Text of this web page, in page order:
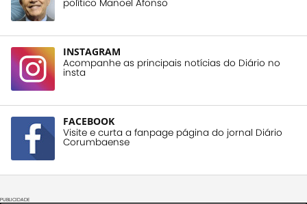
político Manoel Afonso
INSTAGRAM
Acompanhe as principais notícias do Diário no
insta
FACEBOOK
Visite e curta a fanpage página do jornal Diário
Corumbaense
PUBLICIDADE